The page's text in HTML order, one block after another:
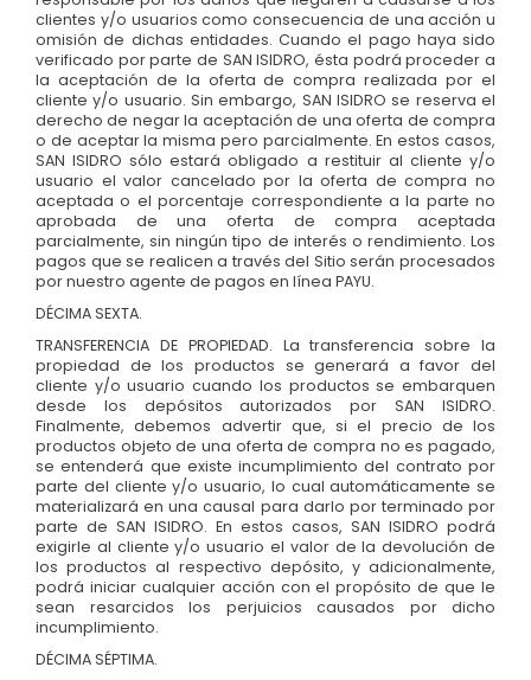
clientes y/o usuarios como consecuencia de una acción u
omisión de dichas entidades. Cuando el pago haya sido
verificado por parte de SAN ISIDRO, ésta podrá proceder a
la aceptación de la oferta de compra realizada por el
cliente y/o usuario. Sin embargo, SAN ISIDRO se reserva el
derecho de negar la aceptación de una oferta de compra
o de aceptar la misma pero parcialmente. En estos casos,
SAN ISIDRO sólo estará obligado a restituir al cliente y/o
usuario el valor cancelado por la oferta de compra no
aceptada o el porcentaje correspondiente a la parte no
aprobada de una oferta de compra aceptada
parcialmente, sin ningún tipo de interés o rendimiento. Los
pagos que se realicen a través del Sitio serán procesados
por nuestro agente de pagos en línea PAYU.
DÉCIMA SEXTA.
TRANSFERENCIA DE PROPIEDAD. La transferencia sobre la
propiedad de los productos se generará a favor del
cliente y/o usuario cuando los productos se embarquen
desde los depósitos autorizados por SAN ISIDRO.
Finalmente, debemos advertir que, si el precio de los
productos objeto de una oferta de compra no es pagado,
se entenderá que existe incumplimiento del contrato por
parte del cliente y/o usuario, lo cual automáticamente se
materializará en una causal para darlo por terminado por
parte de SAN ISIDRO. En estos casos, SAN ISIDRO podrá
exigirle al cliente y/o usuario el valor de la devolución de
los productos al respectivo depósito, y adicionalmente,
podrá iniciar cualquier acción con el propósito de que le
sean resarcidos los perjuicios causados por dicho
incumplimiento.
DÉCIMA SÉPTIMA.